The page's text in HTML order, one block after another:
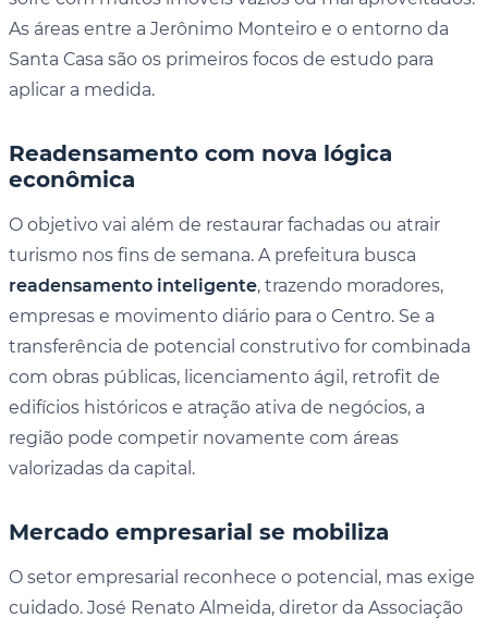
As áreas entre a Jerônimo Monteiro e o entorno da
Santa Casa são os primeiros focos de estudo para
aplicar a medida.
Readensamento com nova lógica
econômica
O objetivo vai além de restaurar fachadas ou atrair
turismo nos fins de semana. A prefeitura busca
readensamento inteligente, trazendo moradores,
empresas e movimento diário para o Centro. Se a
transferência de potencial construtivo for combinada
com obras públicas, licenciamento ágil, retrofit de
edifícios históricos e atração ativa de negócios, a
região pode competir novamente com áreas
valorizadas da capital.
Mercado empresarial se mobiliza
O setor empresarial reconhece o potencial, mas exige
cuidado. José Renato Almeida, diretor da Associação